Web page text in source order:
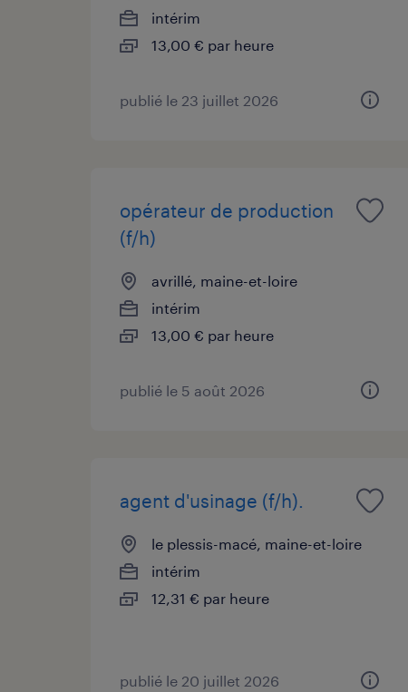
intérim
13,00 € par heure
publié le 23 juillet 2026
opérateur de production
(f/h)
avrillé, maine-et-loire
intérim
13,00 € par heure
publié le 5 août 2026
agent d'usinage (f/h).
le plessis-macé, maine-et-loire
intérim
12,31 € par heure
publié le 20 juillet 2026